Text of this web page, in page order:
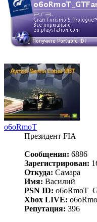
o6oRmoT
Президент FIA
Сообщения: 6886
Зарегистрирован:
Откуда: Самара
Имя: Василий
PSN ID:
Xbox LIVE:
Репутация: 396